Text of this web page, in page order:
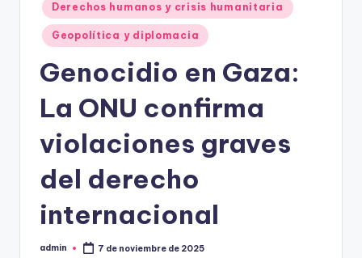
Derechos humanos y crisis humanitaria
Geopolítica y diplomacia
Genocidio en Gaza:
La ONU confirma
violaciones graves
del derecho
internacional
Publicado
admin 7 de noviembre de 2025